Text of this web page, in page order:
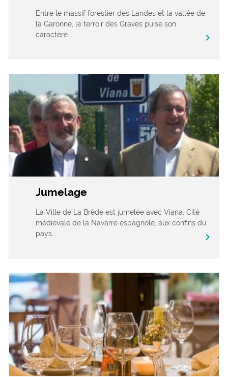
Entre le massif forestier des Landes et la vallée de
la Garonne, le terroir des Graves puise son
caractère...
chevron_right
Jumelage
La Ville de La Brède est jumelée avec Viana, Cité
médiévale de la Navarre espagnole, aux confins du
pays...
chevron_right